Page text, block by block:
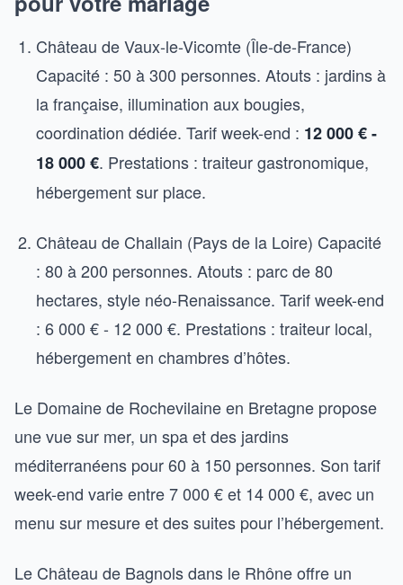
Château de Vaux-le-Vicomte (Île-de-France)
Capacité : 50 à 300 personnes. Atouts : jardins à
la française, illumination aux bougies,
coordination dédiée. Tarif week-end : 12 000 € -
18 000 €. Prestations : traiteur gastronomique,
hébergement sur place.
Château de Challain (Pays de la Loire) Capacité
: 80 à 200 personnes. Atouts : parc de 80
hectares, style néo-Renaissance. Tarif week-end
: 6 000 € - 12 000 €. Prestations : traiteur local,
hébergement en chambres d’hôtes.
Le Domaine de Rochevilaine en Bretagne propose
une vue sur mer, un spa et des jardins
méditerranéens pour 60 à 150 personnes. Son tarif
week-end varie entre 7 000 € et 14 000 €, avec un
menu sur mesure et des suites pour l’hébergement.
Le Château de Bagnols dans le Rhône offre un